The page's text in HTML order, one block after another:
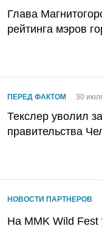
Глава
рейтинга мэров
ПЕРЕД ФАКТОМ 30
Текслер уволил
правительства
НОВОСТИ ПАРТНЕРОВ
На MMK Wild Fest